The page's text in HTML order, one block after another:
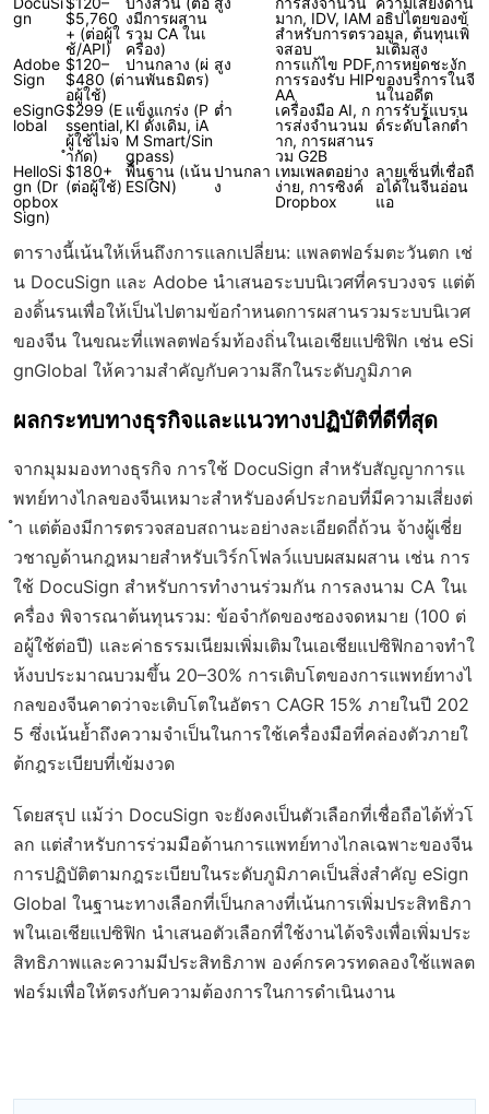
gn
$5,760
+ (ต่อผู้ใ
ช้/API)
งมีการผสาน
รวม CA ในเ
ครื่อง)
มาก, IDV, IAM
สำหรับการตรว
จสอบ
อธิปไตยของข้
อมูล, ต้นทุนเพิ่
มเติมสูง
Adobe
Sign
$120–
$480 (ต่
อผู้ใช้)
ปานกลาง (ผ่
านพันธมิตร)
สูง
การแก้ไข PDF,
การรองรับ HIP
AA
การหยุดชะงัก
ของบริการในจี
นในอดีต
eSignG
lobal
$299 (E
ssential,
ผู้ใช้ไม่จ
ำกัด)
แข็งแกร่ง (P
KI ดั้งเดิม, iA
M Smart/Sin
gpass)
ต่ำ
เครื่องมือ AI, ก
ารส่งจำนวนม
าก, การผสานร
วม G2B
การรับรู้แบรน
ด์ระดับโลกต่ำ
HelloSi
gn (Dr
opbox
Sign)
$180+
(ต่อผู้ใช้)
พื้นฐาน (เน้น
ESIGN)
ปานกลา
ง
เทมเพลตอย่าง
ง่าย, การซิงค์
Dropbox
ลายเซ็นที่เชื่อถื
อได้ในจีนอ่อน
แอ
ตารางนี้เน้นให้เห็นถึงการแลกเปลี่ยน: แพลตฟอร์มตะวันตก เช่
น DocuSign และ Adobe นำเสนอระบบนิเวศที่ครบวงจร แต่ต้
องดิ้นรนเพื่อให้เป็นไปตามข้อกำหนดการผสานรวมระบบนิเวศ
ของจีน ในขณะที่แพลตฟอร์มท้องถิ่นในเอเชียแปซิฟิก เช่น eSi
gnGlobal ให้ความสำคัญกับความลึกในระดับภูมิภาค
ผลกระทบทางธุรกิจและแนวทางปฏิบัติที่ดีที่สุด
จากมุมมองทางธุรกิจ การใช้ DocuSign สำหรับสัญญาการแ
พทย์ทางไกลของจีนเหมาะสำหรับองค์ประกอบที่มีความเสี่ยงต่
ำ แต่ต้องมีการตรวจสอบสถานะอย่างละเอียดถี่ถ้วน จ้างผู้เชี่ย
วชาญด้านกฎหมายสำหรับเวิร์กโฟลว์แบบผสมผสาน เช่น การ
ใช้ DocuSign สำหรับการทำงานร่วมกัน การลงนาม CA ในเ
ครื่อง พิจารณาต้นทุนรวม: ข้อจำกัดของซองจดหมาย (100 ต่
อผู้ใช้ต่อปี) และค่าธรรมเนียมเพิ่มเติมในเอเชียแปซิฟิกอาจทำใ
ห้งบประมาณบวมขึ้น 20–30% การเติบโตของการแพทย์ทางไ
กลของจีนคาดว่าจะเติบโตในอัตรา CAGR 15% ภายในปี 202
5 ซึ่งเน้นย้ำถึงความจำเป็นในการใช้เครื่องมือที่คล่องตัวภายใ
ต้กฎระเบียบที่เข้มงวด
โดยสรุป แม้ว่า DocuSign จะยังคงเป็นตัวเลือกที่เชื่อถือได้ทั่วโ
ลก แต่สำหรับการร่วมมือด้านการแพทย์ทางไกลเฉพาะของจีน
การปฏิบัติตามกฎระเบียบในระดับภูมิภาคเป็นสิ่งสำคัญ eSign
Global ในฐานะทางเลือกที่เป็นกลางที่เน้นการเพิ่มประสิทธิภา
พในเอเชียแปซิฟิก นำเสนอตัวเลือกที่ใช้งานได้จริงเพื่อเพิ่มประ
สิทธิภาพและความมีประสิทธิภาพ องค์กรควรทดลองใช้แพลต
ฟอร์มเพื่อให้ตรงกับความต้องการในการดำเนินงาน